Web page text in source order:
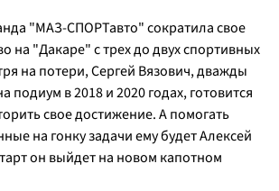
"МАЗ-СПОРТавто" сократила свое
на "Дакаре" с трех до двух спортивных
на потери, Сергей Вязович, дважды
подиум в 2018 и 2020 годах, готовится
свое достижение. А помогать
на гонку задачи ему будет Алексей
он выйдет на новом капотном